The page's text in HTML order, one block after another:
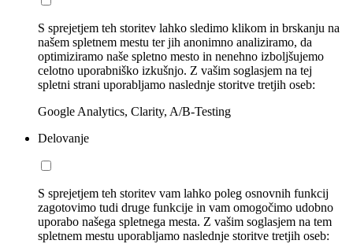
S sprejetjem teh storitev lahko sledimo klikom in brskanju na
našem spletnem mestu ter jih anonimno analiziramo, da
optimiziramo naše spletno mesto in nenehno izboljšujemo
celotno uporabniško izkušnjo. Z vašim soglasjem na tej
spletni strani uporabljamo naslednje storitve tretjih oseb:
Google Analytics, Clarity, A/B-Testing
Delovanje
S sprejetjem teh storitev vam lahko poleg osnovnih funkcij
zagotovimo tudi druge funkcije in vam omogočimo udobno
uporabo našega spletnega mesta. Z vašim soglasjem na tem
spletnem mestu uporabljamo naslednje storitve tretjih oseb: